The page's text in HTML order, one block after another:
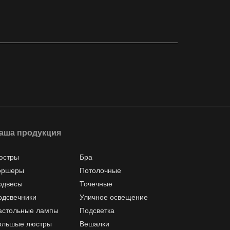
продукция
Бра
Потолочные
Точечные
Уличное освещение
лампы
Подсветка
люстры
Вешалки